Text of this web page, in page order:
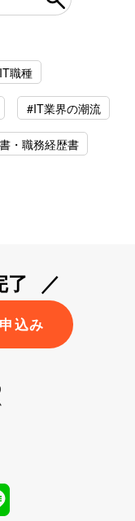
職種
#IT業界の潮流
・職務経歴書
了
込み